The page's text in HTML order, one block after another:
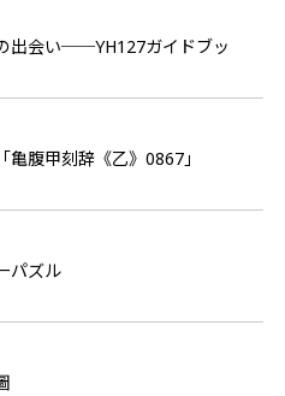
出会い──YH127ガイドブッ
亀腹甲刻辞《乙》0867」
パズル